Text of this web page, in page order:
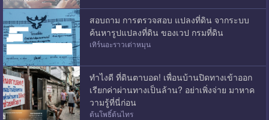
สอบถาม การตรวจสอบ แปลงที่ดิน จากระบบ
ค้นหารูปแปลงที่ดิน ของเวป กรมที่ดิน
เทิร์นอะราวเต่าหมุน
ทำไงดี ที่ดินตาบอด! เพื่อนบ้านปิดทางเข้าออก
เรียกค่าผ่านทางเป็นล้าน? อย่าเพิ่งจ่าย มาหาค
วามรู้ที่นี่ก่อน
ต้นโพธิ์ต้นไทร